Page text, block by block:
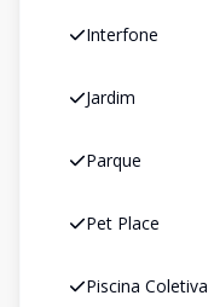
Interfone
Jardim
Parque
Pet Place
Piscina Coletiva